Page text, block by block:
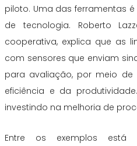
piloto. Uma das ferramentas
de tecnologia. Roberto
cooperativa, explica que as
com sensores que enviam
para avaliação, por meio
eficiência e da
investindo na melhoria de
Entre os exemplos